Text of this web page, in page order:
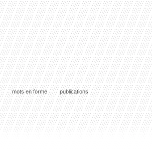
mots en forme publications